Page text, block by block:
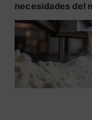
necesidades del